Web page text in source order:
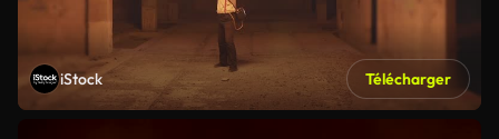
iStock Télécharger